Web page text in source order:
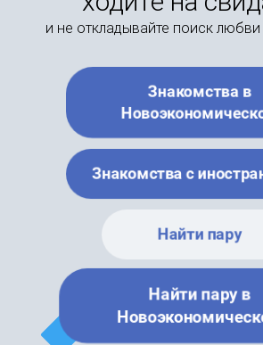
и не откладывайте поиск
Знакомства в
Знакомства с
Найти пару
Найти пару в